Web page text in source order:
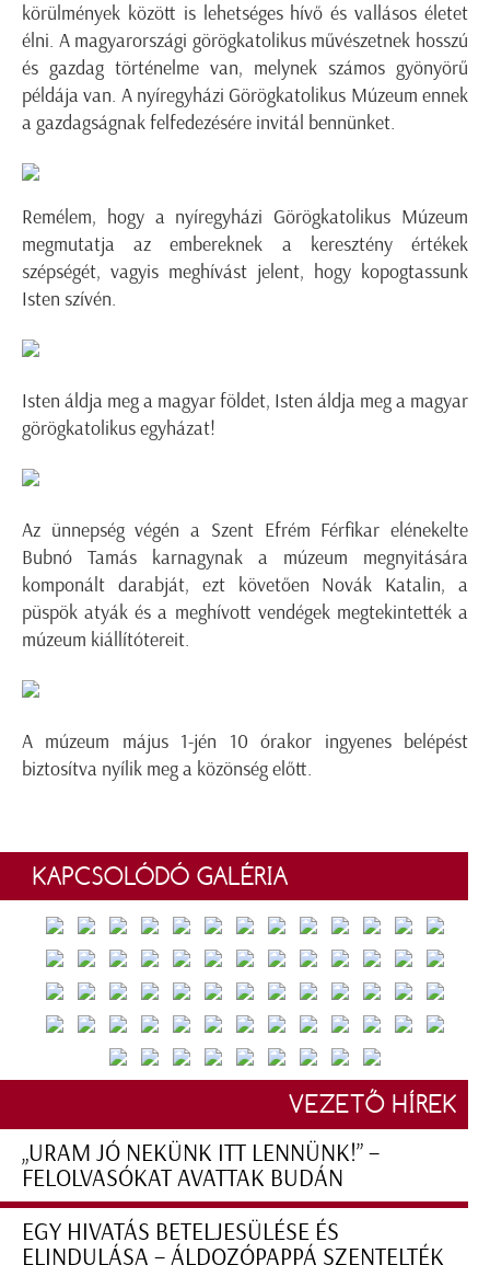
körülmények között is lehetséges hívő és vallásos életet
élni. A magyarországi görögkatolikus művészetnek hosszú
és gazdag történelme van, melynek számos gyönyörű
példája van. A nyíregyházi Görögkatolikus Múzeum ennek
a gazdagságnak felfedezésére invitál bennünket.
Remélem, hogy a nyíregyházi Görögkatolikus Múzeum
megmutatja az embereknek a keresztény értékek
szépségét, vagyis meghívást jelent, hogy kopogtassunk
Isten szívén.
Isten áldja meg a magyar földet, Isten áldja meg a magyar
görögkatolikus egyházat!
Az ünnepség végén a Szent Efrém Férfikar elénekelte
Bubnó Tamás karnagynak a múzeum megnyitására
komponált darabját, ezt követően Novák Katalin, a
püspök atyák és a meghívott vendégek megtekintették a
múzeum kiállítótereit.
A múzeum május 1-jén 10 órakor ingyenes belépést
biztosítva nyílik meg a közönség előtt.
KAPCSOLÓDÓ GALÉRIA
VEZETŐ HÍREK
„URAM JÓ NEKÜNK ITT LENNÜNK!” –
FELOLVASÓKAT AVATTAK BUDÁN
EGY HIVATÁS BETELJESÜLÉSE ÉS
ELINDULÁSA – ÁLDOZÓPAPPÁ SZENTELTÉK